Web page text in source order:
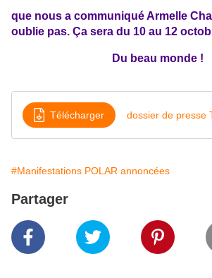
que nous a communiqué Armelle
oublie pas. Ça sera du 10 au 12
Du beau monde !
Télécharger
#Manifestations POLAR annoncées
Partager